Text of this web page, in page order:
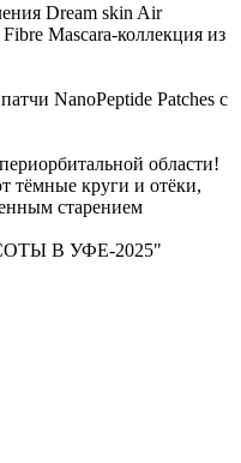
Dream skin Air
Mascara-коллекция из
NanoPeptide Patches с
области!
тёмные круги и отёки,
старением
В УФЕ-2025"